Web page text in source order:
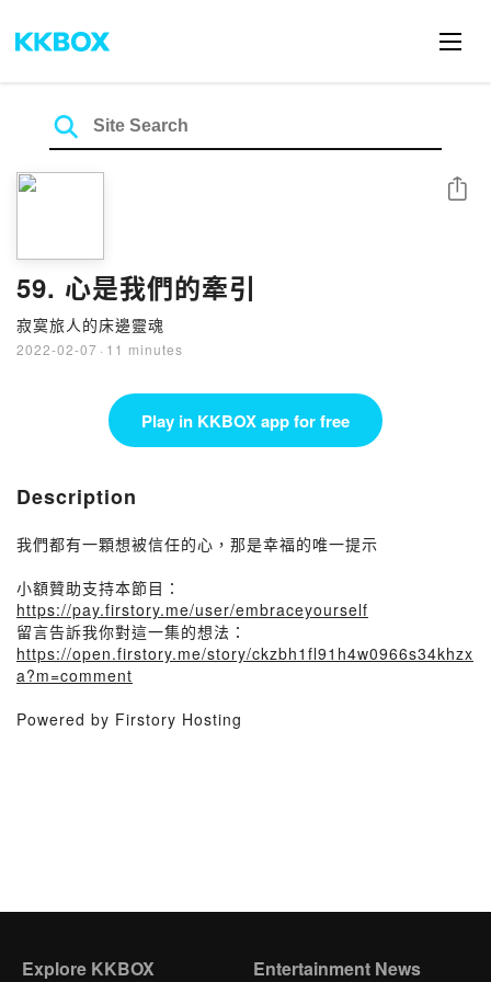
59. 心是我們的牽引
寂寞旅人的床邊靈魂
2022-02-07 · 11 minutes
Share
Play in KKBOX app for free
Description
我們都有一顆想被信任的心，那是幸福的唯一提示
小額贊助支持本節目：
https://pay.firstory.me/user/embraceyourself
留言告訴我你對這一集的想法：
https://open.firstory.me/story/ckzbh1fl91h4w0966s34khzx
a?m=comment
Powered by Firstory Hosting
Explore KKBOX Entertainment News